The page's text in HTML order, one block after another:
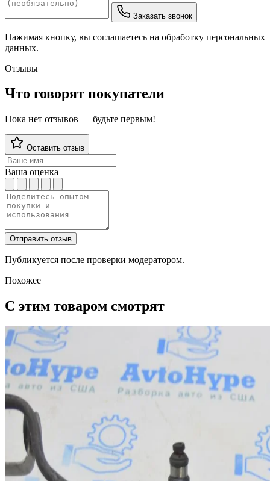
Заказать звонок
Нажимая кнопку, вы соглашаетесь на обработку персональных
данных.
Отзывы
Что говорят покупатели
Пока нет отзывов — будьте первым!
Оставить отзыв
Ваша оценка
Отправить отзыв
Публикуется после проверки модератором.
Похожее
С этим товаром смотрят